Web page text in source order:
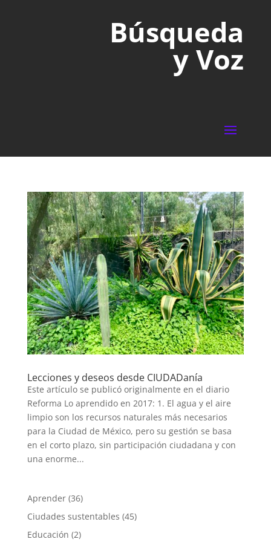
Búsqueda
y Voz
Lecciones y deseos desde CIUDADanía
Este artículo se publicó originalmente en el diario
Reforma Lo aprendido en 2017: 1. El agua y el aire
limpio son los recursos naturales más necesarios
para la Ciudad de México, pero su gestión se basa
en el corto plazo, sin participación ciudadana y con
una enorme...
Aprender(36)
Ciudades sustentables (45)
Educación (2)